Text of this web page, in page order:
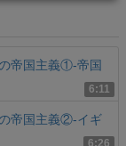
6:11
帝国主義①-帝国
6:26
帝国主義②-イギ